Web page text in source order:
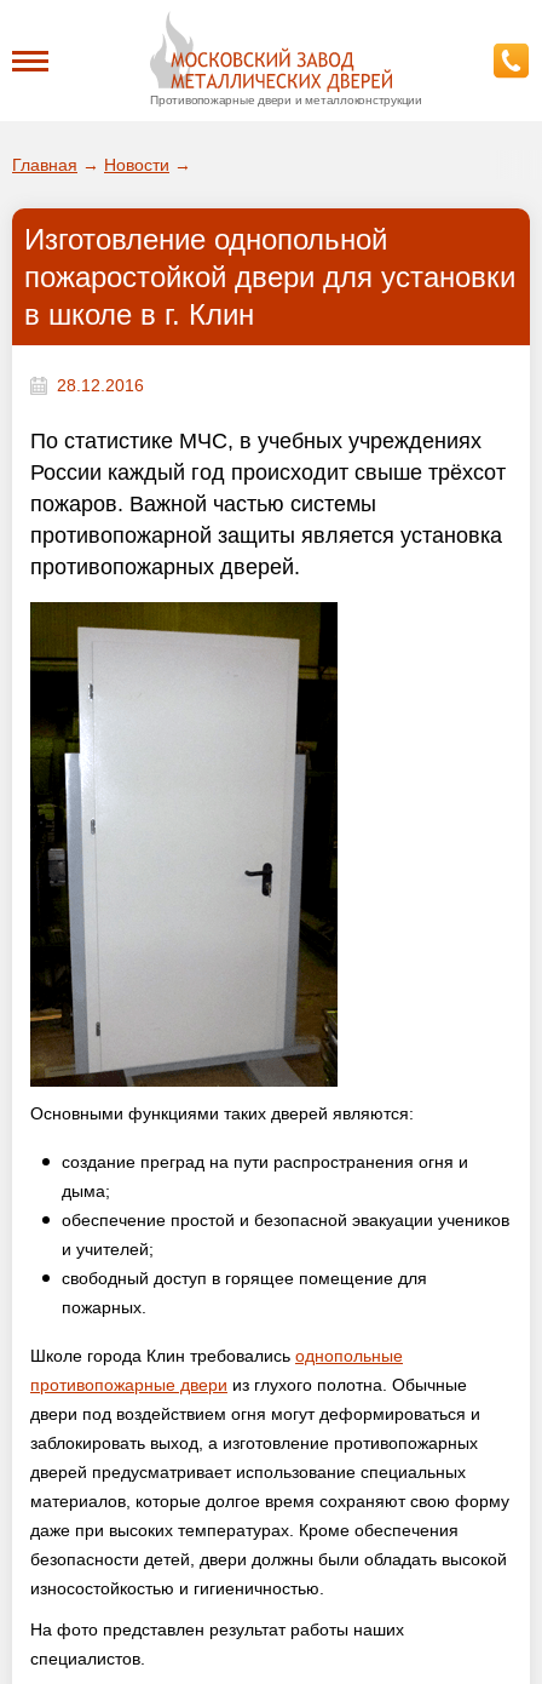
Противопожарные двери и металлоконструкции
ДА!
ВЫБРАТЬ ДРУГОЙ ГОРОД
О заводе
Доставка
Галерея
Оптовикам
Контакты
ЗАПРОСИТЬ РАСЧЕТ
+7 (495) 767-19-79
Закажите звонок
и вся область!
info@protivopozharnie-dveri.ru
Работаем без выходных!
Главная → Новости →
Изготовление однопольной
пожаростойкой двери для установки
в школе в г. Клин
28.12.2016
По статистике МЧС, в учебных учреждениях
России каждый год происходит свыше трёхсот
пожаров. Важной частью системы
противопожарной защиты является установка
противопожарных дверей.
Основными функциями таких дверей являются:
создание преград на пути распространения огня и
дыма;
обеспечение простой и безопасной эвакуации учеников
и учителей;
свободный доступ в горящее помещение для
пожарных.
Школе города Клин требовались однопольные
противопожарные двери из глухого полотна. Обычные
двери под воздействием огня могут деформироваться и
заблокировать выход, а изготовление противопожарных
дверей предусматривает использование специальных
материалов, которые долгое время сохраняют свою форму
даже при высоких температурах. Кроме обеспечения
безопасности детей, двери должны были обладать высокой
износостойкостью и гигиеничностью.
На фото представлен результат работы наших
специалистов.